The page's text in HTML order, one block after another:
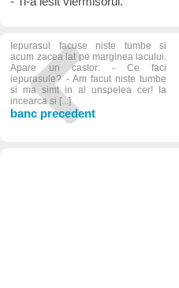
Iepurasul facuse niste tumbe si
acum zacea lat pe marginea lacului.
Apare un castor: - Ce faci
iepurasule? - Am facut niste tumbe
si ma simt in al unspelea cer! Ia
incearca si [...]
banc precedent